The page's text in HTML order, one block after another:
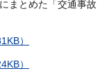
まとめた「交通事故
）
）